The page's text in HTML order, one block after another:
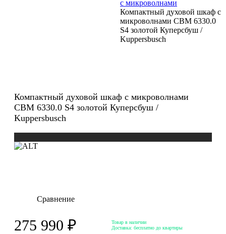
с микроволнами
Компактный духовой шкаф с
микроволнами CBM 6330.0
S4 золотой Куперсбуш /
Kuppersbusch
Компактный духовой шкаф с микроволнами
CBM 6330.0 S4 золотой Куперсбуш /
Kuppersbusch
Сравнение
275 990 ₽
Товар в наличии
Доставка: бесплатно до квартиры